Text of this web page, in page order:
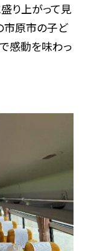
り上がって見
市原市の子ど
感動を味わっ